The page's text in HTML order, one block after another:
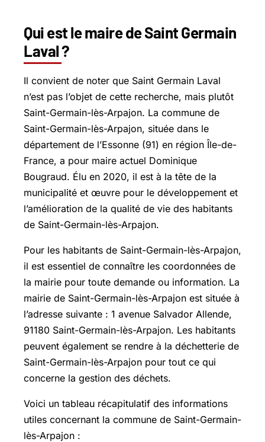
Qui est le maire de Saint Germain
Laval ?
Il convient de noter que Saint Germain Laval
n’est pas l’objet de cette recherche, mais plutôt
Saint-Germain-lès-Arpajon. La commune de
Saint-Germain-lès-Arpajon, située dans le
département de l’Essonne (91) en région Île-de-
France, a pour maire actuel Dominique
Bougraud. Élu en 2020, il est à la tête de la
municipalité et œuvre pour le développement et
l’amélioration de la qualité de vie des habitants
de Saint-Germain-lès-Arpajon.
Pour les habitants de Saint-Germain-lès-Arpajon,
il est essentiel de connaître les coordonnées de
la mairie pour toute demande ou information. La
mairie de Saint-Germain-lès-Arpajon est située à
l’adresse suivante : 1 avenue Salvador Allende,
91180 Saint-Germain-lès-Arpajon. Les habitants
peuvent également se rendre à la déchetterie de
Saint-Germain-lès-Arpajon pour tout ce qui
concerne la gestion des déchets.
Voici un tableau récapitulatif des informations
utiles concernant la commune de Saint-Germain-
lès-Arpajon :